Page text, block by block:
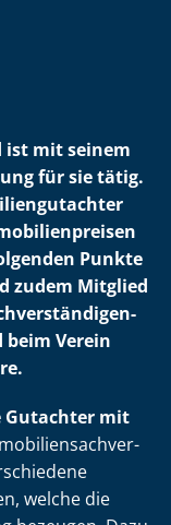
ist mit seinem
für sie tätig.
Punkte
zudem Mitglied
Verein
Gutachter mit
welche die